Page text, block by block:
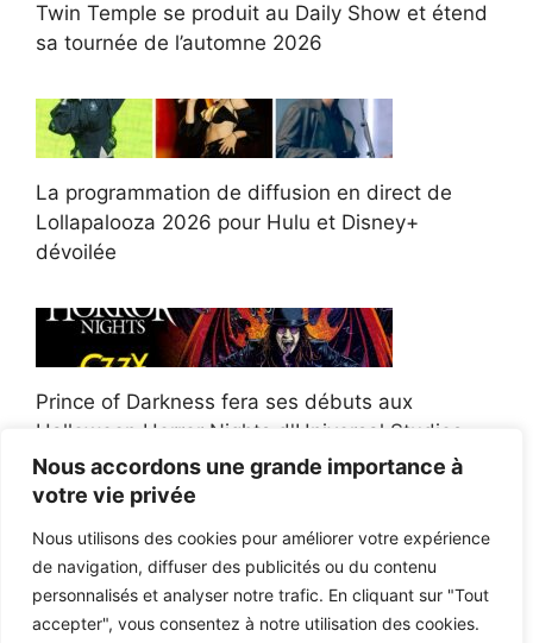
Nous accordons une grande importance à
votre vie privée
Nous utilisons des cookies pour améliorer votre expérience
de navigation, diffuser des publicités ou du contenu
personnalisés et analyser notre trafic. En cliquant sur "Tout
accepter", vous consentez à notre utilisation des cookies.
Twin Temple se produit au Daily Show et étend
sa tournée de l’automne 2026
La programmation de diffusion en direct de
Lollapalooza 2026 pour Hulu et Disney+
dévoilée
Prince of Darkness fera ses débuts aux
Halloween Horror Nights d'Universal Studios
Afroman poursuit un policier de l'Ohio après la
victoire du jury en diffamation